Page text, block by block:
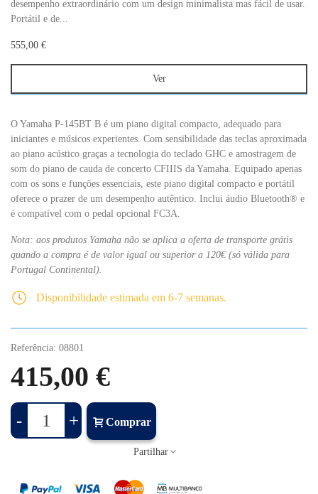
desempenho extraordinário com um design minimalista mas fácil de usar.
Portátil e de...
555,00 €
Ver
O Yamaha P-145BT B é um piano digital compacto, adequado para
iniciantes e músicos experientes. Com sensibilidade das teclas aproximada
ao piano acústico graças a tecnologia do teclado GHC e amostragem de
som do piano de cauda de concerto CFIIIS da Yamaha. Equipado apenas
com os sons e funções essenciais, este piano digital compacto e portátil
oferece o prazer de um desempenho autêntico. Inclui áudio Bluetooth® e
é compatível com o pedal opcional FC3A.
Nota: aos produtos Yamaha não se aplica a oferta de transporte grátis
quando a compra é de valor igual ou superior a 120€ (só válida para
Portugal Continental).
Disponibilidade estimada em 6-7 semanas.
Referência: 08801
415,00 €
- + Comprar
Partilhar